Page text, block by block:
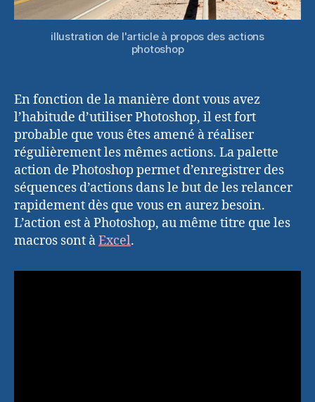
illustration de l'article à propos des actions
photoshop
En fonction de la manière dont vous avez
l’habitude d’utiliser Photoshop, il est fort
probable que vous êtes amené à réaliser
régulièrement les mêmes actions. La palette
action de Photoshop permet d’enregistrer des
séquences d’actions dans le but de les relancer
rapidement dès que vous en aurez besoin.
L’action est à Photoshop, au même titre que les
macros sont àExcel.